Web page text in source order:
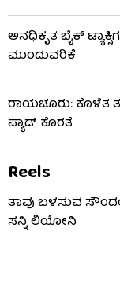
ಅನಧಿಕೃತ ಬೈಕ್
ಮುಂದುವರಿಕೆ
ರಾಯಚೂರು: ಕೊಳೆತ
ಪ್ಯಾಡ್ ಕೊರತೆ
Reels
ತಾವು ಬಳಸುವ
ಸನ್ನಿ ಲಿಯೋನಿ